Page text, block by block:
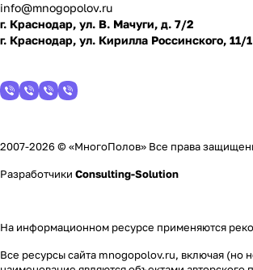
info@mnogopolov.ru
г. Краснодар, ул. В. Мачуги, д. 7/2
г. Краснодар, ул. Кирилла Россинского, 11/1
2007-2026 © «МногоПолов» Все права
Разработчики Consulting-Solution
На информационном ресурсе применяются
Все ресурсы сайта mnogopolov.ru, включая